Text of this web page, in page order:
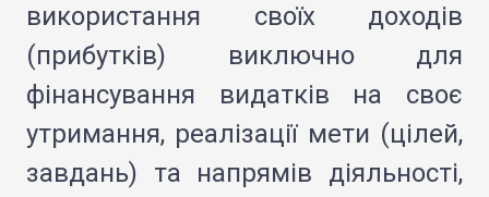
використання своїх доходів
(прибутків) виключно для
фінансування видатків на своє
утримання, реалізації мети (цілей,
завдань) та напрямів діяльності,